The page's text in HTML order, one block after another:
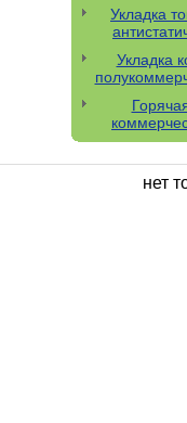
Укладка
Укладка
нет